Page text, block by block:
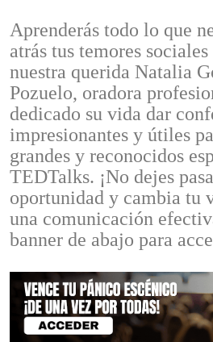
Aprenderás todo lo que
atrás tus temores
nuestra querida Natalia
Pozuelo, oradora
dedicado su vida dar
impresionantes y útiles
grandes y reconocidos
TEDTalks. ¡No dejes
oportunidad y cambia tu
una comunicación
banner de abajo para